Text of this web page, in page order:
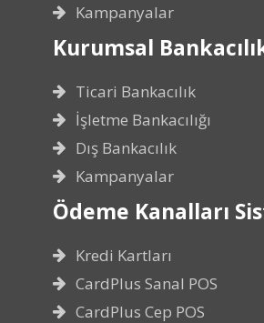
Kampanyalar
Kurumsal
Ticari Bankacılık
İşletme Bankacılığı
Dış Bankacılık
Kampanyalar
Ödeme Kanalları
Kredi Kartları
CardPlus Sanal POS
CardPlus Cep POS